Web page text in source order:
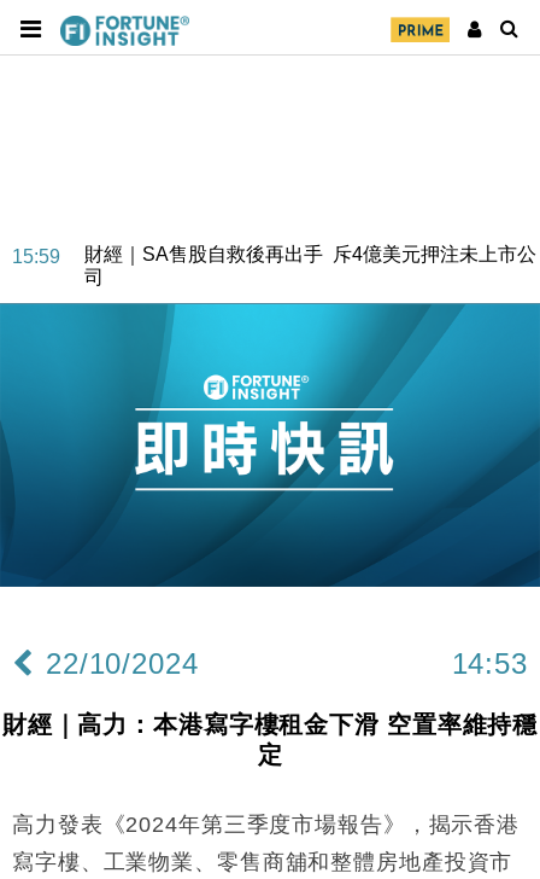
15:59
財經｜SA售股自救後再出手 斥4億美元押注未上市公
司
財經｜精星香港夥菜鳥拓全球智慧倉儲市場 加快海外
地產｜大酒店中期轉賺2300萬元 斥21億翻新香港及
國際｜特朗普赴洛杉磯高球場活動前 男子攜槍彈被捕
12:30
財經｜香港7月PMI回落至51 企業擴張放慢兼縮減人
財經｜黑石傳再籌逾360億美元 支援Anthropic租用
18:15
本地｜新世界K11 9月升級會員制度 增鉑金卡級別鎖
17:40
財經｜本港6月零售額連升14個月 珠寶鐘錶銷售升勢
50%
15:59
財經｜SA售股自救後再出手 斥4億美元押注未上市公
22/10/2024 14:53
財經｜高力：本港寫字樓租金下滑 空置率維持穩
定
高力發表《2024年第三季度市場報告》，揭示香港
寫字樓、工業物業、零售商舖和整體房地產投資市